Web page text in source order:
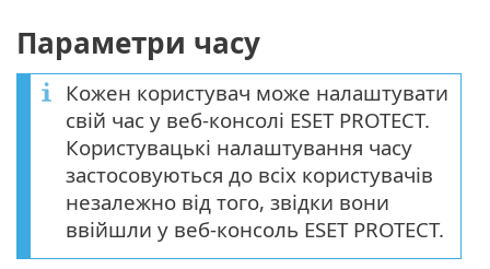
Параметри часу
Кожен користувач може налаштувати
свій час у веб-консолі ESET PROTECT.
Користувацькі налаштування часу
застосовуються до всіх користувачів
незалежно від того, звідки вони
ввійшли у веб-консоль ESET PROTECT.